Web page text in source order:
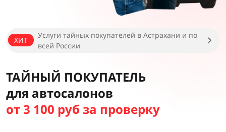
ХИТ
Услуги тайных покупателей в Астрахани и по
всей России
ТАЙНЫЙ ПОКУПАТЕЛЬ
для автосалонов
от 3 100 руб за проверку